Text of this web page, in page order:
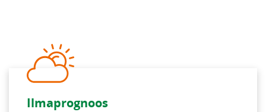
Ilmaprognoos